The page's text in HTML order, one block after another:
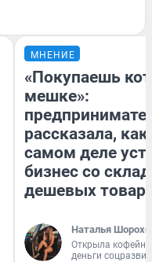
МНЕНИЕ
«Покупаешь
мешке»:
рассказала, как
самом деле
бизнес со
дешевых
Наталья
Открыла
деньги